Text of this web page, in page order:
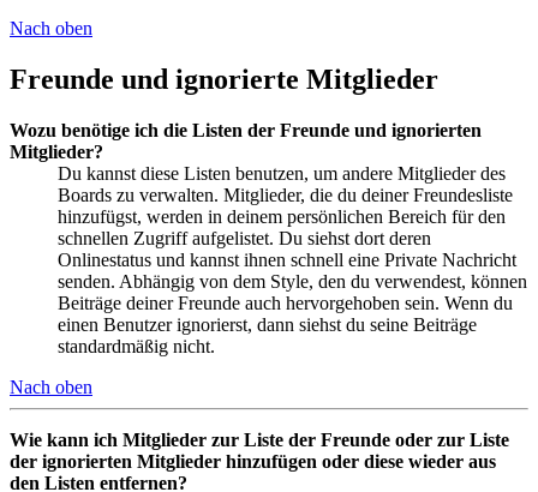
Nach oben
Freunde und ignorierte Mitglieder
Wozu benötige ich die Listen der Freunde und ignorierten
Mitglieder?
Du kannst diese Listen benutzen, um andere Mitglieder des
Boards zu verwalten. Mitglieder, die du deiner Freundesliste
hinzufügst, werden in deinem persönlichen Bereich für den
schnellen Zugriff aufgelistet. Du siehst dort deren
Onlinestatus und kannst ihnen schnell eine Private Nachricht
senden. Abhängig von dem Style, den du verwendest, können
Beiträge deiner Freunde auch hervorgehoben sein. Wenn du
einen Benutzer ignorierst, dann siehst du seine Beiträge
standardmäßig nicht.
Nach oben
Wie kann ich Mitglieder zur Liste der Freunde oder zur Liste
der ignorierten Mitglieder hinzufügen oder diese wieder aus
den Listen entfernen?